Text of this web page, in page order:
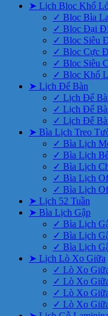
➤ Lịch Bloc Khổ
✓ Bloc Bìa
✓ Bloc Đại
✓ Bloc Siêu
✓ Bloc Cực
✓ Bloc Siêu
✓ Bloc Khổ
➤ Lịch Để Bàn
✓ Lịch Để
✓ Lịch Để
✓ Lịch Để
➤ Bìa Lịch Treo
✓ Bìa Lịch
✓ Bìa Lịch
✓ Bìa Lịch
✓ Bìa Lịch
✓ Bìa Lịch
➤ Lịch 52 Tuần
➤ Bìa Lịch Gập
✓ Bìa Lịch
✓ Bìa Lịch
✓ Bìa Lịch
➤ Lịch Lò Xo Giữa
✓ Lò Xo
✓ Lò Xo
✓ Lò Xo
✓ Lò Xo